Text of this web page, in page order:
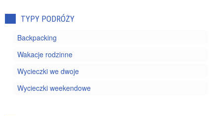
TYPY PODRÓŻY
Backpacking
Wakacje rodzinne
Wycieczki we dwoje
Wycieczki weekendowe